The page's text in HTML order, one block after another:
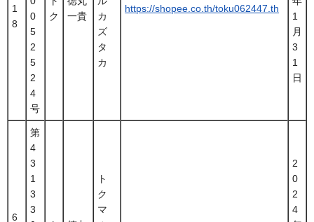
1
8
0
5
2
5
2
4
号
ク
一貴
カ
ズ
タ
カ
https://shopee.co.th/toku062447.th
1
月
3
1
日
6
第
4
3
1
3
3
ト
ク
マ
2
0
2
4